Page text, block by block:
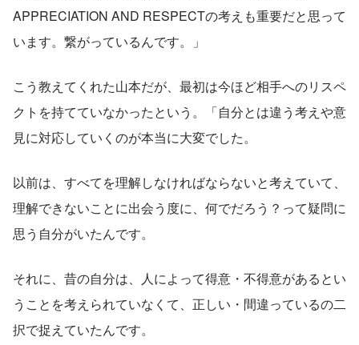
APPRECIATION AND RESPECTの考えも重要だと思って
います。繋がっているんです。」
こう教えてくれた山本だが、最初は今ほど相手へのリスペ
クトを持てていなかったという。「自分とは違う考えや意
見に対応していくのが本当に大変でした。
以前は、すべてを理解しなければならないと考えていて、
理解できないことに出会う度に、何でだろう？って疑問に
思う自分がいたんです。
それに、昔の自分は、人によって得意・不得意があるとい
うことを考えられていなくて、正しい・間違っているの二
択で捉えていたんです。